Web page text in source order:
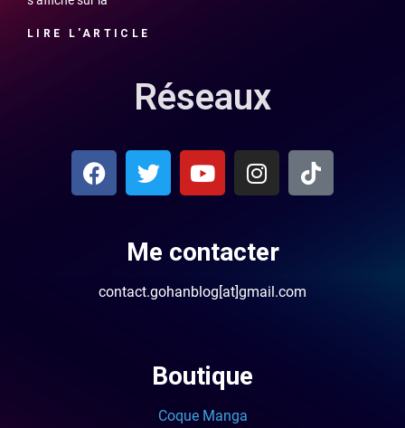
LIRE L'ARTICLE
Réseaux
Me contacter
contact.gohanblog[at]gmail.com
Boutique
Coque Manga